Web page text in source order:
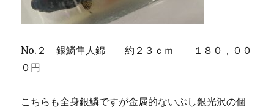
No.２ 銀鱗隼人錦 約２３ｃｍ １８０，００
０円
こちらも全身銀鱗ですが金属的ないぶし銀光沢の個